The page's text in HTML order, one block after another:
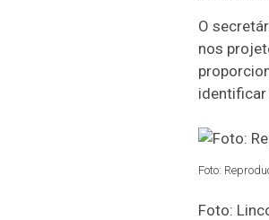
O
nos
identificar
Foto:
Foto: